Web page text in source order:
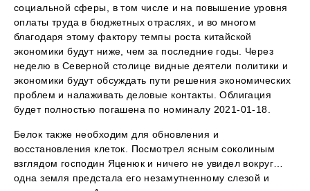
социальной сферы, в том числе и на повышение уровня
оплаты труда в бюджетных отраслях, и во многом
благодаря этому фактору темпы роста китайской
экономики будут ниже, чем за последние годы. Через
неделю в Северной столице видные деятели политики и
экономики будут обсуждать пути решения экономических
проблем и налаживать деловые контакты. Облигация
будет полностью погашена по номиналу 2021-01-18.
Белок также необходим для обновления и
восстановления клеток. Посмотрел ясным соколиным
взглядом господин Яценюк и ничего не увидел вокруг…
одна земля предстала его незамутненному слезой и